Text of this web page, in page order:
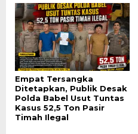
Empat Tersangka
Ditetapkan, Publik Desak
Polda Babel Usut Tuntas
Kasus 52,5 Ton Pasir
Timah Ilegal